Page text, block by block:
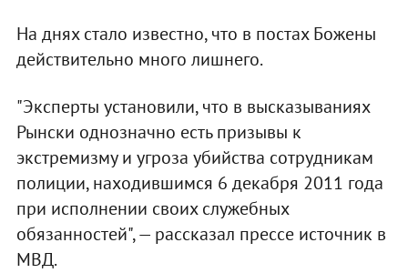
На днях стало известно, что в постах Божены
действительно много лишнего.
"Эксперты установили, что в высказываниях
Рынски однозначно есть призывы к
экстремизму и угроза убийства сотрудникам
полиции, находившимся 6 декабря 2011 года
при исполнении своих служебных
обязанностей", — рассказал прессе источник в
МВД.